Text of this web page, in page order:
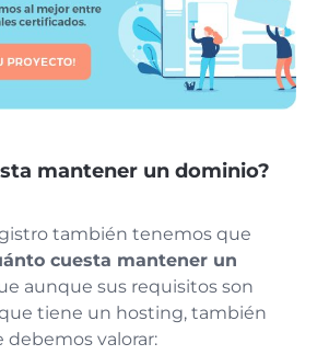
mantener un dominio?
también tenemos que
cuesta mantener un
aunque sus requisitos son
tiene un hosting, también
debemos valorar: